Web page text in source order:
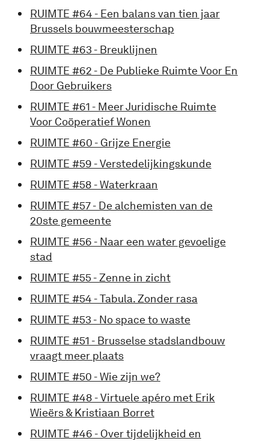
RUIMTE #64 - Een balans van tien jaar
Brussels bouwmeesterschap
RUIMTE #63 - Breuklijnen
RUIMTE #62 - De Publieke Ruimte Voor En
Door Gebruikers
RUIMTE #61 - Meer Juridische Ruimte
Voor Coöperatief Wonen
RUIMTE #60 - Grijze Energie
RUIMTE #59 - Verstedelijkingskunde
RUIMTE #58 - Waterkraan
RUIMTE #57 - De alchemisten van de
20ste gemeente
RUIMTE #56 - Naar een water gevoelige
stad
RUIMTE #55 - Zenne in zicht
RUIMTE #54 - Tabula. Zonder rasa
RUIMTE #53 - No space to waste
RUIMTE #51 - Brusselse stadslandbouw
vraagt meer plaats
RUIMTE #50 - Wie zijn we?
RUIMTE #48 - Virtuele apéro met Erik
Wieërs & Kristiaan Borret
RUIMTE #46 - Over tijdelijkheid en